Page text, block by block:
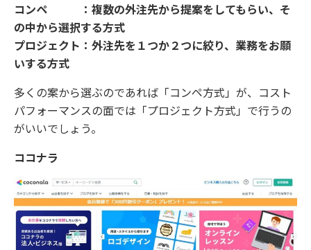
コンペ ：複数の外注先から提案をしてもらい、そ
の中から選択する方式
プロジェクト：外注先を１つか２つに絞り、業務をお願
いする方式
多くの案から選ぶのであれば「コンペ方式」が、コスト
パフォーマンスの面では「プロジェクト方式」で行うの
がいいでしょう。
ココナラ